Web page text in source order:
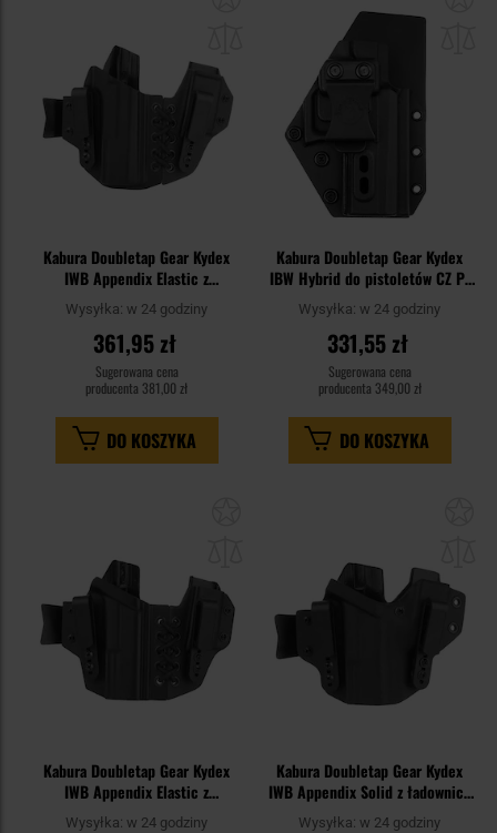
Kabura Doubletap Gear Kydex
IWB Appendix Elastic z
ładownicą do pistoletów CZ P-10
C - Black
Wysyłka: w 24 godziny
361,95 zł
Sugerowana cena
producenta 381,00 zł
DO KOSZYKA
Kabura Doubletap Gear Kydex
IBW Hybrid do pistoletów CZ P-
07 - Black
Wysyłka: w 24 godziny
331,55 zł
Sugerowana cena
producenta 349,00 zł
DO KOSZYKA
Kabura Doubletap Gear Kydex
IWB Appendix Elastic z
ładownicą do pistoletów Glock
Wysyłka: w 24 godziny
Kabura Doubletap Gear Kydex
IWB Appendix Solid z ładownicą
do pistoletów Glock 19 - Black
Wysyłka: w 24 godziny